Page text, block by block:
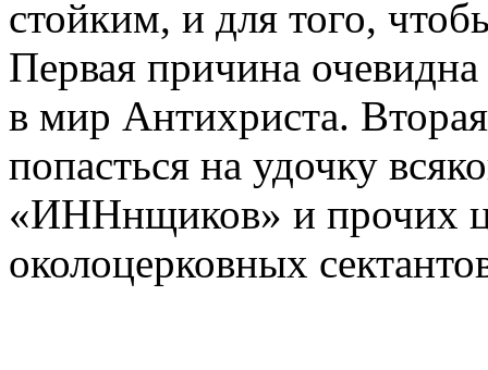
стойким, и для того,
Первая причина
в мир Антихриста.
попасться на удочку
«ИННнщиков» и прочих
околоцерковных